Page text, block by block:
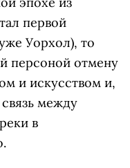
первой
Уорхол), то
персоной отмену
и искусством и,
между
в